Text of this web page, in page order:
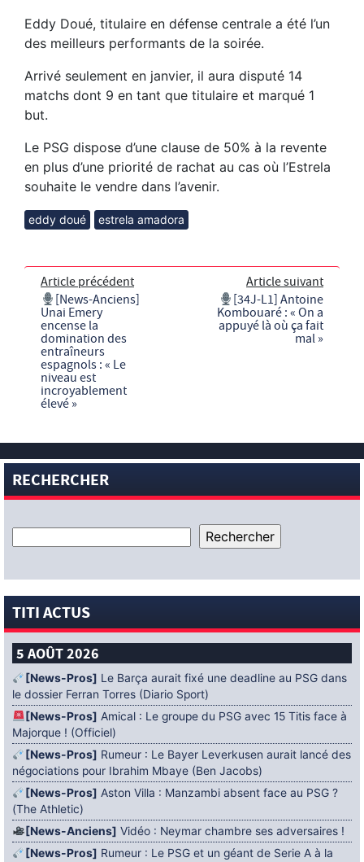
Eddy Doué, titulaire en défense centrale a été l’un
des meilleurs performants de la soirée.
Arrivé seulement en janvier, il aura disputé 14
matchs dont 9 en tant que titulaire et marqué 1
but.
Le PSG dispose d’une clause de 50% à la revente
en plus d’une priorité de rachat au cas où l’Estrela
souhaite le vendre dans l’avenir.
eddy doué estrela amadora
Article précédent
[News-Anciens]
Unai Emery
encense la
domination des
entraîneurs
espagnols : « Le
niveau est
incroyablement
élevé »
Article suivant
[34J-L1] Antoine
Kombouaré : « On a
appuyé là où ça fait
mal »
RECHERCHER
TITI ACTUS
5 AOÛT 2026
[News-Pros] Le Barça aurait fixé une deadline au PSG dans
le dossier Ferran Torres (Diario Sport)
[News-Pros] Amical : Le groupe du PSG avec 15 Titis face à
Majorque ! (Officiel)
[News-Pros] Rumeur : Le Bayer Leverkusen aurait lancé des
négociations pour Ibrahim Mbaye (Ben Jacobs)
[News-Pros] Aston Villa : Manzambi absent face au PSG ?
(The Athletic)
[News-Anciens] Vidéo : Neymar chambre ses adversaires !
[News-Pros] Rumeur : Le PSG et un géant de Serie A à la